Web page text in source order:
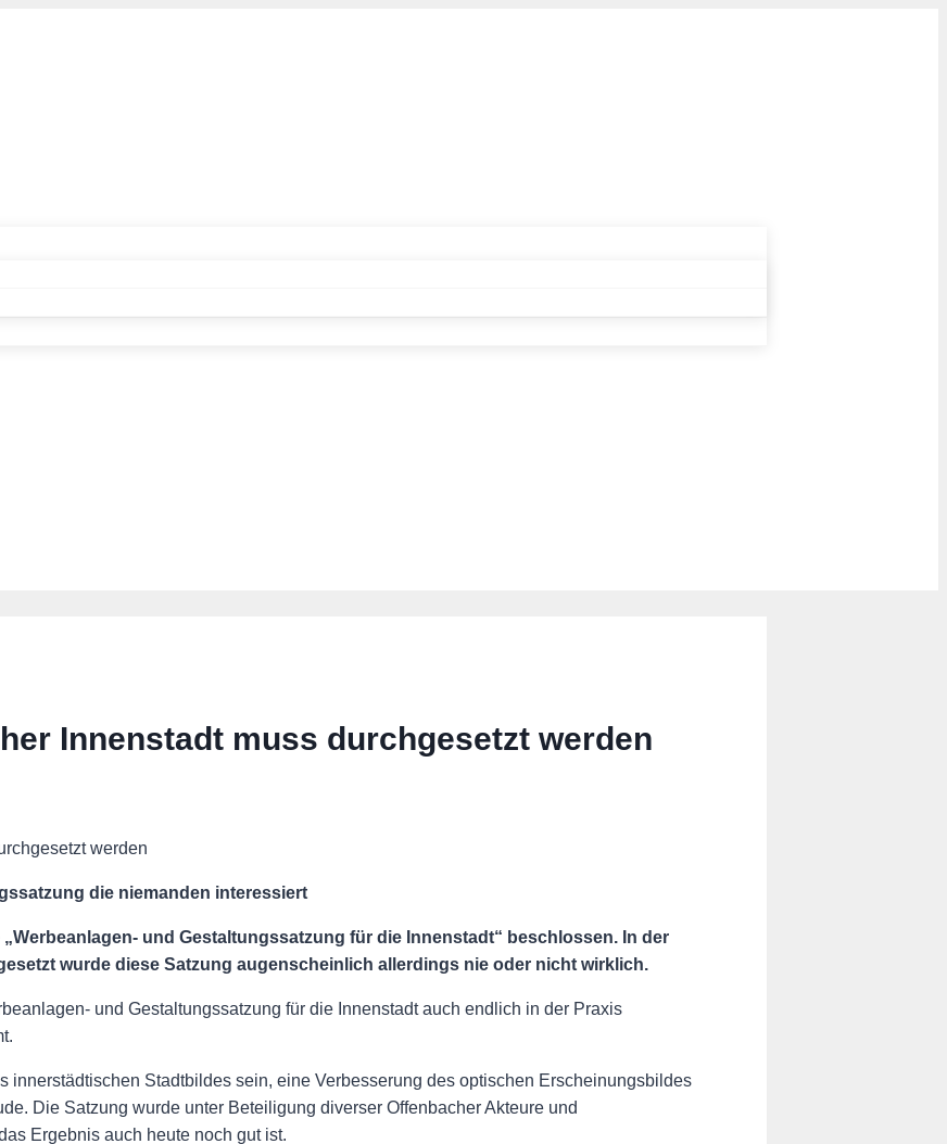
Innenstadt muss durchgesetzt werden
die niemanden interessiert
und Gestaltungssatzung für die Innenstadt“ beschlossen. In der
wurde diese Satzung augenscheinlich allerdings nie oder nicht wirklich.
und Gestaltungssatzung für die Innenstadt auch endlich in der Praxis
Stadtbildes sein, eine Verbesserung des optischen Erscheinungsbildes
Die Satzung wurde unter Beteiligung diverser Offenbacher Akteure und
Ergebnis auch heute noch gut ist.